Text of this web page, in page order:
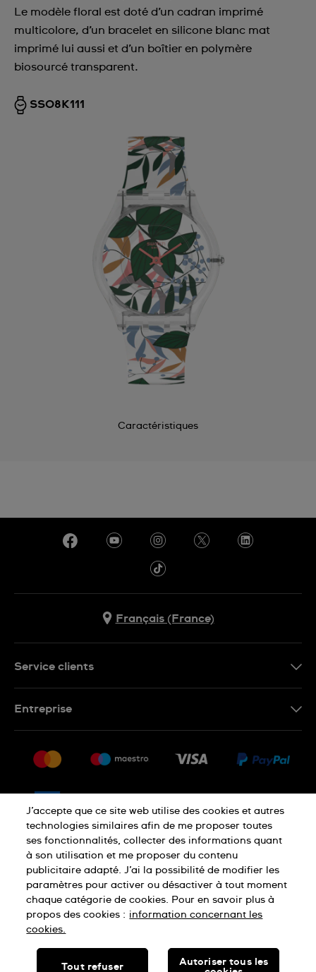
Le modèle floral est doté d’un cadran imprimé
multicolore, d’un bracelet en silicone blanc mat
imprimé lui aussi et d’un boîtier en polymère
biosourcé transparent.
SS08K111
Caractéristiques
Français (France)
Service clients
Retour
CGV
Droit de rétractation
Entreprise
Nous rejoindre
Déclaration de confidentialité
Cookies Mentions légales
SWISS MADE
J’accepte que ce site web utilise des cookies et autres
technologies similaires afin de me proposer toutes
ses fonctionnalités, collecter des informations quant
à son utilisation et me proposer du contenu
publicitaire adapté. J’ai la possibilité de modifier les
paramètres pour activer ou désactiver à tout moment
chaque catégorie de cookies. Pour en savoir plus à
propos des cookies : information concernant les
cookies.
Tout refuser
Autoriser tous les